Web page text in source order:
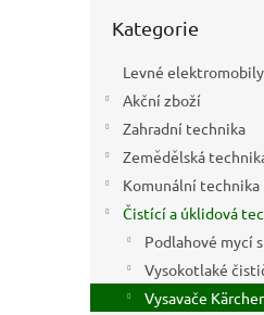
l
kategorie
Kategorie
Levné elektromobily
Akční zboží
Zahradní technika
Zemědělská
Komunální technika
Čistící a úklidová
Podlahové mycí
Vysokotlaké
Vysavače